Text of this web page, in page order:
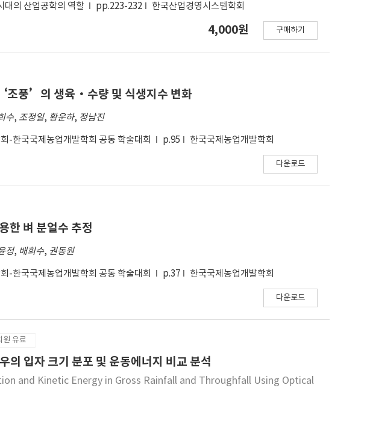
대의 산업공학의 역할 pp.223-232 한국산업경영시스템학회
4,000원 구매하기
풍’의 생육·수량 및 식생지수 변화
수, 조정일, 황운하, 정남진
-한국국제농업개발학회 공동 학술대회 p.95 한국국제농업개발학회
다운로드
한 벼 분얼수 추정
정, 배희수, 권동원
-한국국제농업개발학회 공동 학술대회 p.37 한국국제농업개발학회
다운로드
원 유료
의 입자 크기 분포 및 운동에너지 비교 분석
and Kinetic Energy in Gross Rainfall and Throughfall Using Optical